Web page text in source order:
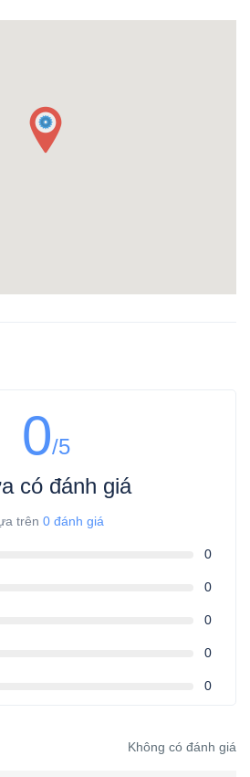
0/5
có đánh giá
trên 0 đánh giá
0
0
0
0
0
Không có đánh giá